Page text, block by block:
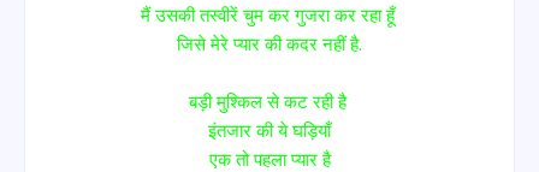
मैं उसकी तस्वीरें चुम कर गुजरा कर रहा हूँ
जिसे मेरे प्यार की कदर नहीं है.
बड़ी मुश्किल से कट रही है
इंतजार की ये घड़ियाँ
एक तो पहला प्यार है